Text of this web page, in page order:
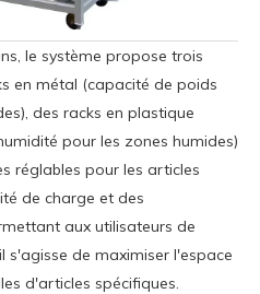
le système propose trois
en métal (capacité de poids
des racks en plastique
pour les zones humides)
réglables pour les articles
de charge et des
aux utilisateurs de
s'agisse de maximiser l'espace
d'articles spécifiques.